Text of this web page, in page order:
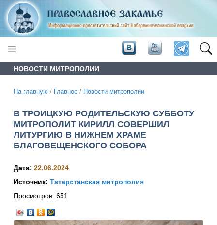
НОВОСТИ МИТРОПОЛИИ
На главную / Главное / Новости митрополии
В ТРОИЦКУЮ РОДИТЕЛЬСКУЮ СУББОТУ
МИТРОПОЛИТ КИРИЛЛ СОВЕРШИЛ
ЛИТУРГИЮ В НИЖНЕМ ХРАМЕ
БЛАГОВЕЩЕНСКОГО СОБОРА
Дата: 22.06.2024
Источник: Татарстанская митрополия
Просмотров: 651